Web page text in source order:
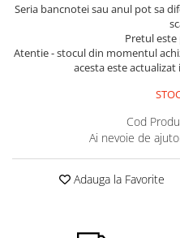
Monede Asia
Monede Australia si Oceania
Monede Euro, Eurocenti
Monede Europa
Bancnote Asia
Bancnote Australia si Oceania
Bancnote Europa
Gradate PMG
Seria bancnotei sau anul pot sa
Pretul este
Atentie - stocul din momentul
acesta este
Cod
Ai nevoie de
Adauga la Favorite